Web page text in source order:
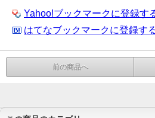
Yahoo!ブックマークに登録す
はてなブックマークに登録す
前の商品へ